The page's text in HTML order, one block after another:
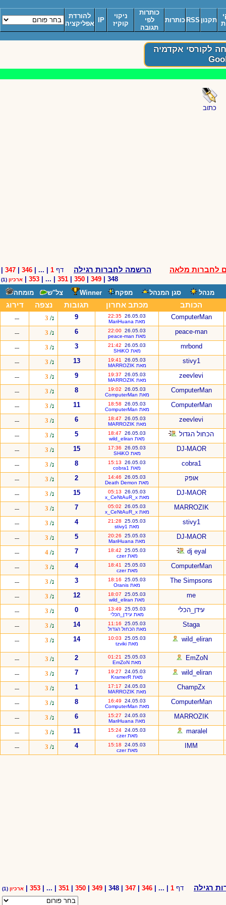
תקנון RSS כותרות
כותרות
לפי
תגובה
ניקוי
קוקיז
IP
להורדת
אפליקציה
תלמידים? 10% הנחה לקורסי אקדמיה
כתוב
לחברות מלאה הרשמה לחברות רגילה דף 1
| ... |
346
347
348 |
349
350
351
| ... |
353 ארכיון (1)
מנהל סגן המנהל מפקח Winner צל"ש מומחה
הכותב מכתב אחרון תגובות נצפה דירוג
ComputerMan
26.05.03
22:35
מאת MariHuana
9 נ/ ---
peace-man
26.05.03
22:00
מאת peace-man
6 נ/ ---
mrbond
26.05.03
21:42
מאת SHiKO
3 נ/ ---
stivy1
26.05.03
19:41
מאת MARROZIK
13 נ/ ---
zeevlevi
26.05.03
19:37
מאת MARROZIK
9 נ/ ---
ComputerMan
26.05.03
19:02
מאת ComputerMan
8 נ/ ---
ComputerMan
26.05.03
18:58
מאת ComputerMan
11 נ/ ---
zeevlevi
26.05.03
18:47
מאת MARROZIK
6 נ/ ---
הכחול הגדול 26.05.03
18:47
מאת wild_eliran
5 נ/ ---
DJ-MAOR
26.05.03
17:36
מאת SHiKO
15 נ/ ---
cobra1
26.05.03
15:13
מאת cobra1
8 נ/ ---
אופק 26.05.03
14:46
מאת Death Demon
2 נ/ ---
DJ-MAOR
26.05.03
05:13
מאת x_CeNtAuR_x
15 נ/ ---
MARROZIK
26.05.03
05:02
מאת x_CeNtAuR_x
7 נ/ ---
stivy1
25.05.03
21:28
מאת stivy1
4 נ/ ---
DJ-MAOR
25.05.03
20:26
מאת MariHuana
5 נ/ ---
dj eyal
25.05.03
18:42
מאת czer
7 נ/ ---
ComputerMan
25.05.03
18:41
מאת czer
4 נ/ ---
The Simpsons
25.05.03
18:16
מאת Oranis
3 נ/ ---
me
25.05.03
18:07
מאת wild_eliran
12 נ/ ---
עידן_הכלי 25.05.03
13:49
מאת עידן_הכלי
0 נ/ ---
Staga
25.05.03
11:16
מאת הכחול הגדול
14 נ/ ---
wild_eliran
25.05.03
10:03
מאת tzviki
14 נ/ ---
EmZoN
25.05.03
01:21
מאת EmZoN
2 נ/ ---
wild_eliran
24.05.03
19:27
מאת KramerR
7 נ/ ---
ChampZx
24.05.03
17:17
מאת MARROZIK
1 נ/ ---
ComputerMan
24.05.03
16:49
מאת ComputerMan
8 נ/ ---
MARROZIK
24.05.03
15:27
מאת MariHuana
6 נ/ ---
maralel
24.05.03
15:24
מאת czer
11 נ/ ---
IMM
24.05.03
15:18
מאת czer
4 נ/ ---
רגילה דף 1
| ... |
346
347
349
350
351
| ... |
353 ארכיון (1)